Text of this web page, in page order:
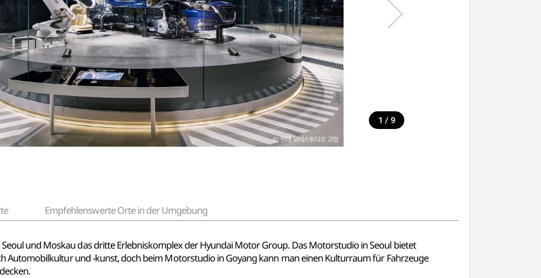
1 / 9
Empfehlenswerte Orte in der Umgebung
und Moskau das dritte Erlebniskomplex der Hyundai Motor Group. Das Motorstudio in Seoul bietet
Automobilkultur und -kunst, doch beim Motorstudio in Goyang kann man einen Kulturraum für Fahrzeuge